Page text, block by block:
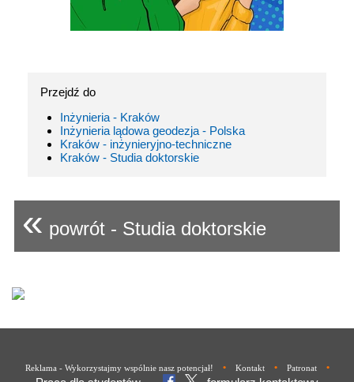
Przejdź do
Inżynieria - Kraków
Inżynieria lądowa geodezja - Polska
Kraków - inżynieryjno-techniczne
Kraków - Studia doktorskie
« powrót - Studia doktorskie
Reklama - Wykorzystajmy wspólnie nasz potencjał! • Kontakt • Patronat •